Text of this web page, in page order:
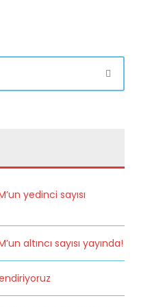
yedinci sayısı
altıncı sayısı yayında!